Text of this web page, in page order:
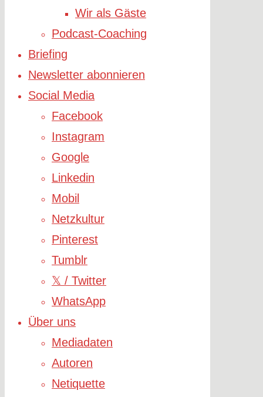
Wir als Gäste
Podcast-Coaching
Briefing
Newsletter abonnieren
Social Media
Facebook
Instagram
Google
Linkedin
Mobil
Netzkultur
Pinterest
Tumblr
𝕏 / Twitter
WhatsApp
Über uns
Mediadaten
Autoren
Netiquette